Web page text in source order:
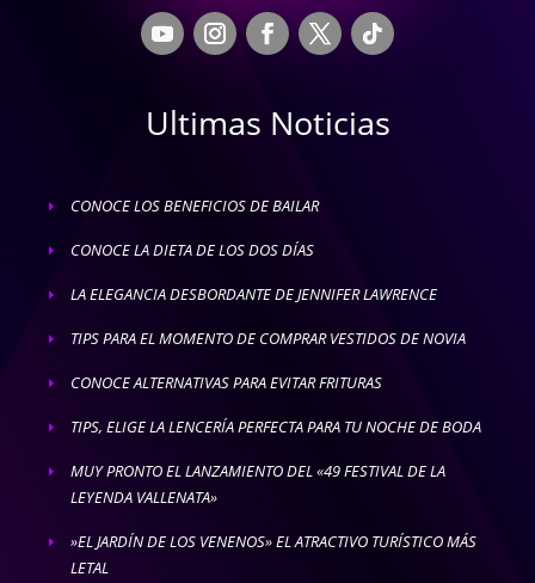
Ultimas Noticias
E CONOCE LOS BENEFICIOS DE BAILAR
E CONOCE LA DIETA DE LOS DOS DÍAS
E LA ELEGANCIA DESBORDANTE DE JENNIFER LAWRENCE
E TIPS PARA EL MOMENTO DE COMPRAR VESTIDOS DE NOVIA
E CONOCE ALTERNATIVAS PARA EVITAR FRITURAS
E TIPS, ELIGE LA LENCERÍA PERFECTA PARA TU NOCHE DE BODA
E
MUY PRONTO EL LANZAMIENTO DEL «49 FESTIVAL DE LA
LEYENDA VALLENATA»
E
»EL JARDÍN DE LOS VENENOS» EL ATRACTIVO TURÍSTICO MÁS
LETAL